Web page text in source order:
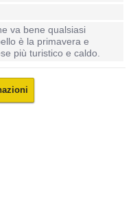
va bene qualsiasi
è la primavera e
più turistico e caldo.